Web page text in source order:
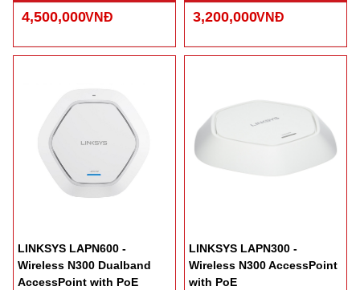
4,500,000VNĐ 3,200,000VNĐ
LINKSYS LAPN600 -
Wireless N300 Dualband
AccessPoint with PoE
LINKSYS LAPN300 -
Wireless N300 AccessPoint
with PoE